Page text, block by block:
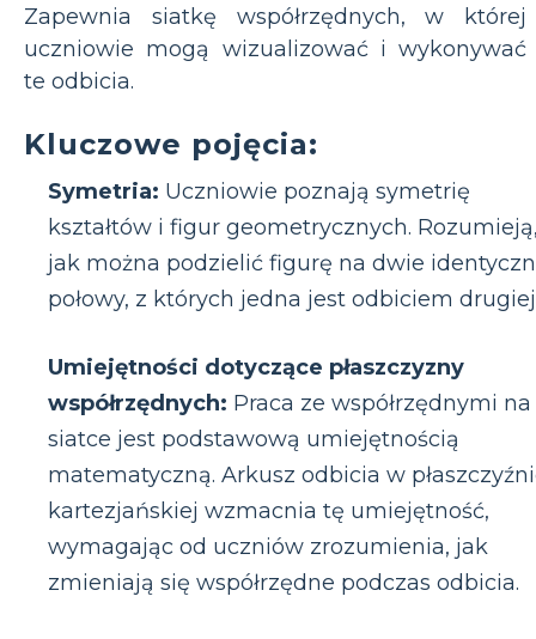
Zapewnia siatkę współrzędnych, w której
uczniowie mogą wizualizować i wykonywać
te odbicia.
Kluczowe pojęcia:
Symetria: Uczniowie poznają symetrię
kształtów i figur geometrycznych.
jak można podzielić figurę na dwie
połowy, z których jedna jest odbiciem
Umiejętności dotyczące płaszczyzny
współrzędnych: Praca ze współrzędnymi na
siatce jest podstawową umiejętnością
matematyczną. Arkusz odbicia w
kartezjańskiej wzmacnia tę umiejętność,
wymagając od uczniów zrozumienia, jak
zmieniają się współrzędne podczas odbicia.